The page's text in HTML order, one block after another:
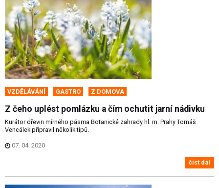
VZDĚLÁVÁNÍ GASTRO Z DOMOVA
Z čeho uplést pomlázku a čím ochutit jarní nádivku
Kurátor dřevin mírného pásma Botanické zahrady hl. m. Prahy Tomáš
Vencálek připravil několik tipů.
07. 04. 2020
číst dál